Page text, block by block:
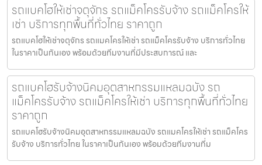
รถแบคโฮให้เช่าจตุจักร รถแม็คโครรับจ้าง รถแม็คโครให้
เช่า บริการทุกพื้นที่ทั่วไทย ราคาถูก
รถแบคโฮให้เช่าจตุจักร รถแมคโครให้เช่า รถแม็คโครรับจ้าง บริการทั่วไทย
ในราคาเป็นกันเอง พร้อมด้วยทีมงานที่มีประสบการณ์ และ
รถแบคโฮรับจ้างนิคมอุตสาหกรรมแหลมฉบัง รถ
แม็คโครรับจ้าง รถแม็คโครให้เช่า บริการทุกพื้นที่ทั่วไทย
ราคาถูก
รถแบคโฮรับจ้างนิคมอุตสาหกรรมแหลมฉบัง รถแมคโครให้เช่า รถแม็คโคร
รับจ้าง บริการทั่วไทย ในราคาเป็นกันเอง พร้อมด้วยทีมงานที่ม